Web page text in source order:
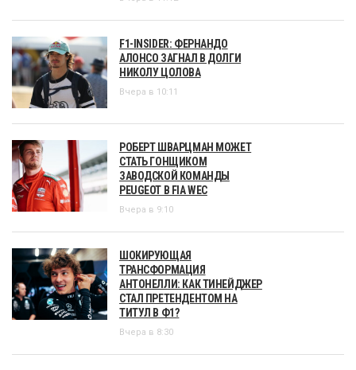
F1-INSIDER: ФЕРНАНДО
АЛОНСО ЗАГНАЛ В ДОЛГИ
НИКОЛУ ЦОЛОВА
Вчера в 10:11
РОБЕРТ ШВАРЦМАН МОЖЕТ
СТАТЬ ГОНЩИКОМ
ЗАВОДСКОЙ КОМАНДЫ
PEUGEOT В FIA WEC
Вчера в 9:10
ШОКИРУЮЩАЯ
ТРАНСФОРМАЦИЯ
АНТОНЕЛЛИ: КАК ТИНЕЙДЖЕР
СТАЛ ПРЕТЕНДЕНТОМ НА
ТИТУЛ В Ф1?
Вчера в 8:30